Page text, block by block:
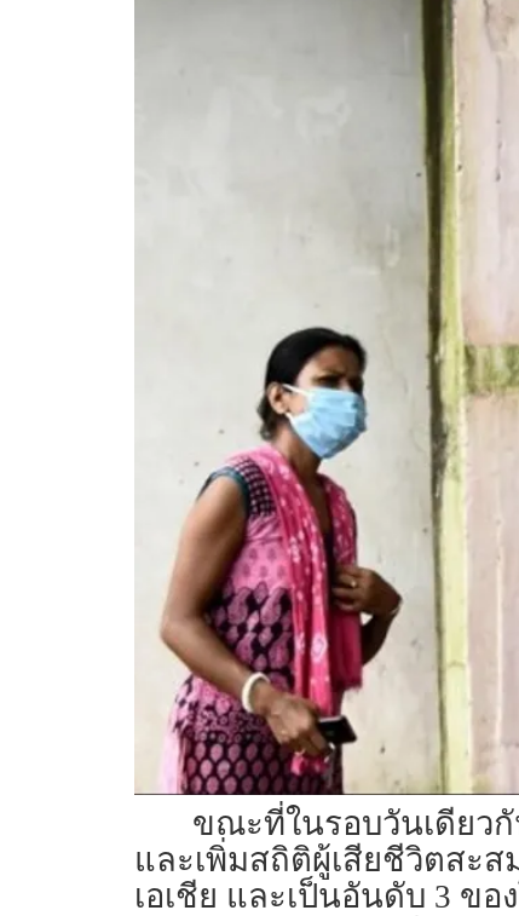
ขณะที่ในรอบวันเดียว
และเพิ่มสถิติผู้เสียชีวิตสะส
เอเชีย และเป็นอันดับ 3 ข